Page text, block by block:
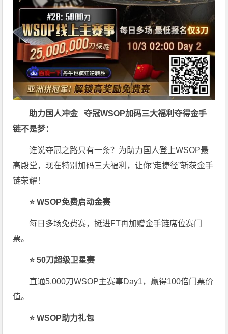
助力国人冲金 夺冠WSOP加码三大福利夺得金手
链不是梦：
谁说夺冠之路只有一条？为助力国人登上WSOP最
高殿堂，现在特别加码三大福利，让你“走捷径”斩获金手
链荣耀！
⭐ WSOP免费启动金赛
每日多场免费赛，挺进FT再加赠金手链席位赛门
票。
⭐ 50刀超级卫星赛
直通5,000刀WSOP主赛事Day1，赢得100倍门票价
值。
⭐ WSOP助力礼包